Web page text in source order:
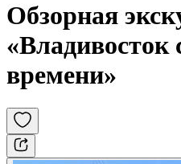
Обзорная
времени»